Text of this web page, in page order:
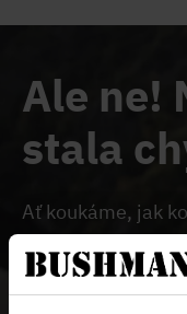
Ale ne!
stala
Ať koukáme, jak
odkazem na
chybně zadaný